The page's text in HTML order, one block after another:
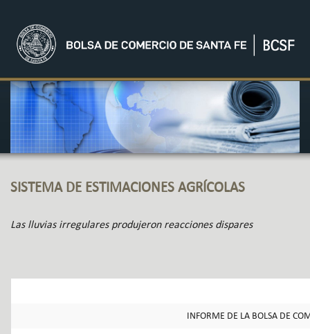
SISTEMA DE ESTIMACIONES AGRÍCOLAS
Las lluvias irregulares produjeron reacciones dispares
INFORME DE LA BOLSA DE